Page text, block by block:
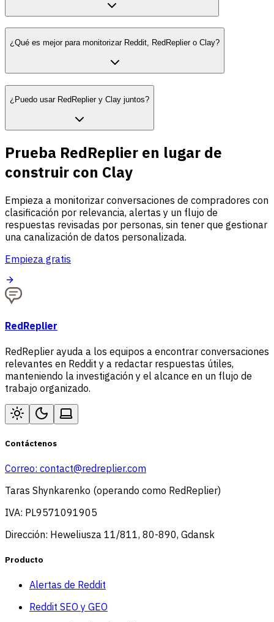
¿Qué es mejor para monitorizar Reddit, RedReplier o Clay?
¿Puedo usar RedReplier y Clay juntos?
Prueba RedReplier en lugar de
construir con Clay
Empieza a monitorizar conversaciones de compradores con
clasificación por relevancia, alertas y un flujo de
respuestas revisadas por personas, sin tener que gestionar
una canalización de datos personalizada.
Empieza gratis
RedReplier
RedReplier ayuda a los equipos a encontrar conversaciones
relevantes en Reddit y a redactar respuestas útiles,
manteniendo la investigación y el alcance en un flujo de
trabajo organizado.
Contáctenos
Correo: contact@redreplier.com
Taras Shynkarenko (operando como RedReplier)
IVA: PL9571091905
Dirección: Heweliusza 11/811, 80-890, Gdansk
Producto
Alertas de Reddit
Reddit SEO y GEO